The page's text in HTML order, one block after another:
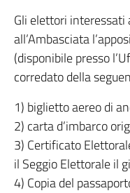
Gli elettori
all’Ambasciata
(disponibile presso
corredato della
1) biglietto aereo di
2) carta d’imbarco
3) Certificato
il Seggio Elettorale il
4) Copia del